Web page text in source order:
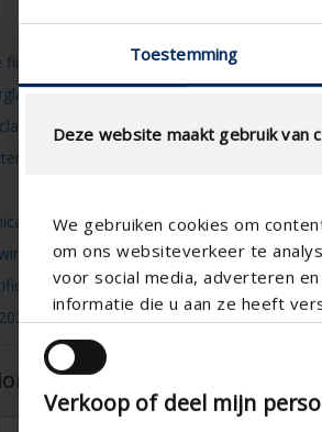
Toestemming
Deze website maakt gebruik van
We gebruiken cookies om
om ons websiteverkeer te
voor social media, adverteren
informatie die u aan ze heeft
Verkoop of deel mijn
de aire
resistance
resistance
basadas en su cálculo